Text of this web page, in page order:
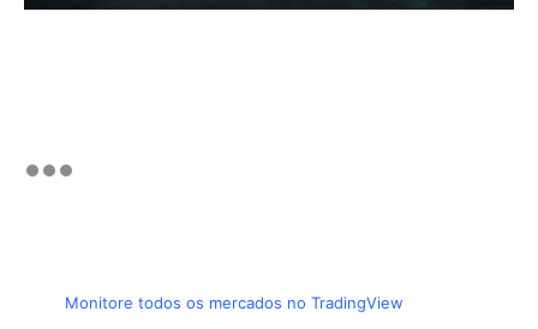
Monitore todos os mercados no TradingView